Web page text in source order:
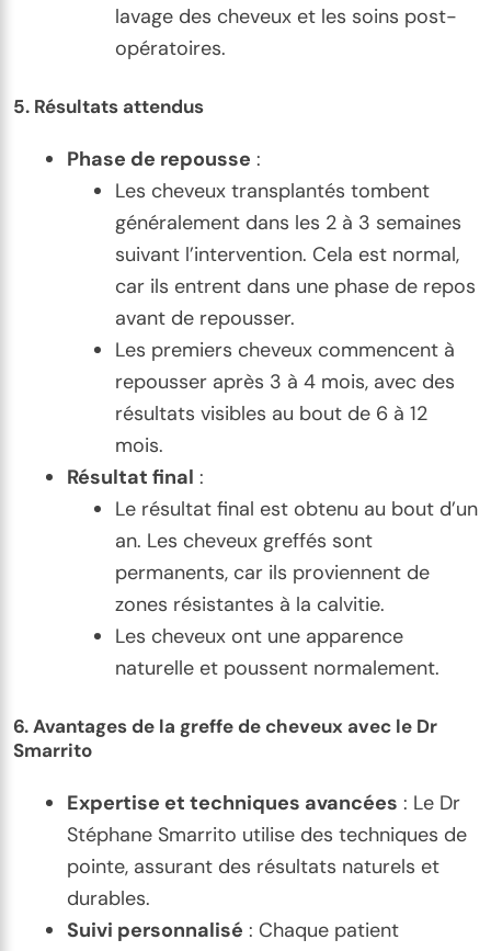
lavage des cheveux et les soins post-
opératoires.
5. Résultats attendus
Phase de repousse :
Les cheveux transplantés tombent
généralement dans les 2 à 3 semaines
suivant l’intervention. Cela est normal,
car ils entrent dans une phase de repos
avant de repousser.
Les premiers cheveux commencent à
repousser après 3 à 4 mois, avec des
résultats visibles au bout de 6 à 12
mois.
Résultat final :
Le résultat final est obtenu au bout d’un
an. Les cheveux greffés sont
permanents, car ils proviennent de
zones résistantes à la calvitie.
Les cheveux ont une apparence
naturelle et poussent normalement.
6.Avantages de la greffe de cheveux avec le Dr
Smarrito
Expertise et techniques avancées : Le Dr
Stéphane Smarrito utilise des techniques de
pointe, assurant des résultats naturels et
durables.
Suivi personnalisé : Chaque patient